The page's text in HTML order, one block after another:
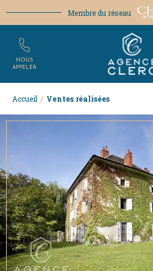
Accueil / Ventes réalisées
Membre du réseau
NOUS
APPELER